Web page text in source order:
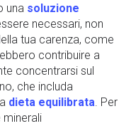
una soluzione
necessari, non
tua carenza, come
contribuire a
concentrarsi sul
che includa
dieta equilibrata. Per